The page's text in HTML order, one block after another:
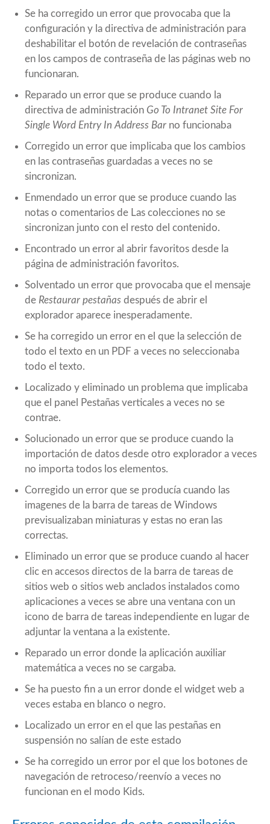
Se ha corregido un error que provocaba que la
configuración y la directiva de administración para
deshabilitar el botón de revelación de contraseñas
en los campos de contraseña de las páginas web no
funcionaran.
Reparado un error que se produce cuando la
directiva de administración Go To Intranet Site For
Single Word Entry In Address Bar no funcionaba
Corregido un error que implicaba que los cambios
en las contraseñas guardadas a veces no se
sincronizan.
Enmendado un error que se produce cuando las
notas o comentarios de Las colecciones no se
sincronizan junto con el resto del contenido.
Encontrado un error al abrir favoritos desde la
página de administración favoritos.
Solventado un error que provocaba que el mensaje
de Restaurar pestañas después de abrir el
explorador aparece inesperadamente.
Se ha corregido un error en el que la selección de
todo el texto en un PDF a veces no seleccionaba
todo el texto.
Localizado y eliminado un problema que implicaba
que el panel Pestañas verticales a veces no se
contrae.
Solucionado un error que se produce cuando la
importación de datos desde otro explorador a veces
no importa todos los elementos.
Corregido un error que se producía cuando las
imagenes de la barra de tareas de Windows
previsualizaban miniaturas y estas no eran las
correctas.
Eliminado un error que se produce cuando al hacer
clic en accesos directos de la barra de tareas de
sitios web o sitios web anclados instalados como
aplicaciones a veces se abre una ventana con un
icono de barra de tareas independiente en lugar de
adjuntar la ventana a la existente.
Reparado un error donde la aplicación auxiliar
matemática a veces no se cargaba.
Se ha puesto fin a un error donde el widget web a
veces estaba en blanco o negro.
Localizado un error en el que las pestañas en
suspensión no salían de este estado
Se ha corregido un error por el que los botones de
navegación de retroceso/reenvío a veces no
funcionan en el modo Kids.